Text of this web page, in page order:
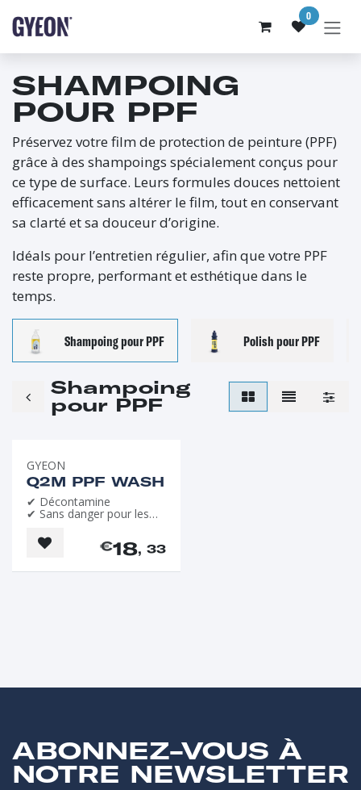
0
SHAMPOING
POUR PPF
Préservez votre film de protection de peinture (PPF)
grâce à des shampoings spécialement conçus pour
ce type de surface. Leurs formules douces nettoient
efficacement sans altérer le film, tout en conservant
sa clarté et sa douceur d’origine.
Idéals pour l’entretien régulier, afin que votre PPF
reste propre, performant et esthétique dans le
temps.
Shampoing pour PPF Polish pour PPF
Shampoing
pour PPF
GYEON
Q2M PPF WASH
✔ Décontamine
✔ Sans danger pour les
€18, 33
ABONNEZ-VOUS À
NOTRE NEWSLETTER